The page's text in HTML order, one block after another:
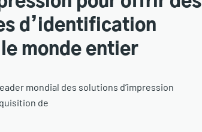
d’identification
monde entier
mondial des solutions d’impression
de